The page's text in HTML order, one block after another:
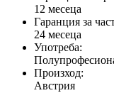
12 месеца
Гаранция за
24 месеца
Употреба:
Произход:
Австрия